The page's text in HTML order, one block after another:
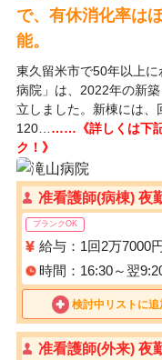
で、有休消化率は
能。
東久留米市で50年以上
病院」は、2022年の新
立しました。新棟には
120… ……《詳しくは下
ク！》
准看護師(病棟) 夜
ブランクOK
給与：1回2万7000
時間：16:30～翌
検討中リストに追
准看護師(外来) 夜